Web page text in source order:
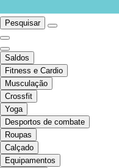
Pesquisar
Saldos
Fitness e Cardio
Musculação
Crossfit
Yoga
Desportos de combate
Roupas
Calçado
Equipamentos